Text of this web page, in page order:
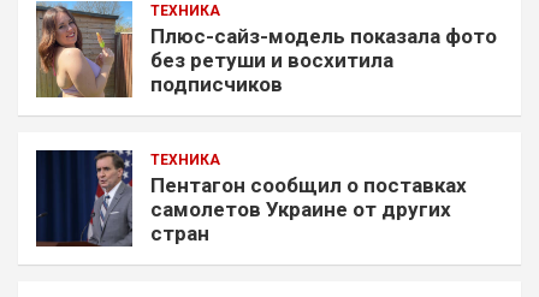
ТЕХНИКА
Плюс-сайз-модель показала фото
без ретуши и восхитила
подписчиков
ТЕХНИКА
Пентагон сообщил о поставках
самолетов Украине от других
стран